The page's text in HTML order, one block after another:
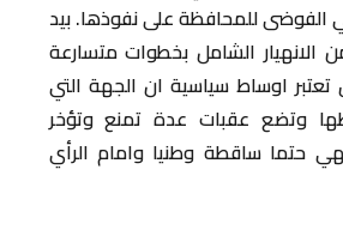
الفوضى للمحافظة على نفوذها. بيد
الانهيار الشامل بخطوات متسارعة
اوساط سياسية ان الجهة التي
وتضع عقبات عدة تمنع وتؤخر
حتما ساقطة وطنيا وامام الرأي